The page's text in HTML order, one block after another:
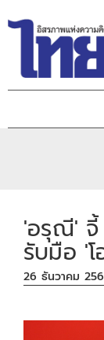
'อรุณี' จี้
รับมือ '
26 ธันวาคม